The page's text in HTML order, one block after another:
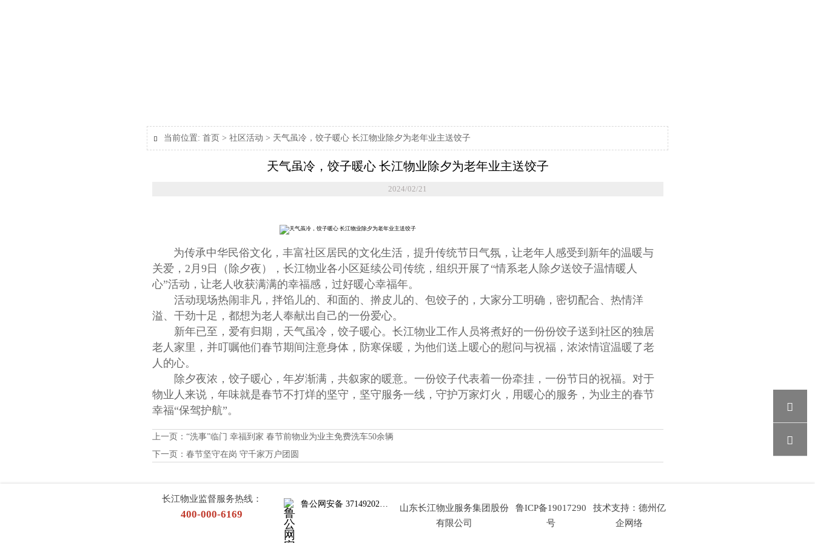
 当前位置: 首页 > 社区活动 > 天气虽冷，饺子暖心 长江物业除夕为老年业主送饺子
天气虽冷，饺子暖心 长江物业除夕为老年业主送饺子
2024/02/21
为传承中华民俗文化，丰富社区居民的文化生活，提升传统节日气氛，让老年人感受到新年的温暖与
关爱，2月9日（除夕夜），长江物业各小区延续公司传统，组织开展了“情系老人除夕送饺子温情暖人
心”活动，让老人收获满满的幸福感，过好暖心幸福年。
活动现场热闹非凡，拌馅儿的、和面的、擀皮儿的、包饺子的，大家分工明确，密切配合、热情洋
溢、干劲十足，都想为老人奉献出自己的一份爱心。
新年已至，爱有归期，天气虽冷，饺子暖心。长江物业工作人员将煮好的一份份饺子送到社区的独居
老人家里，并叮嘱他们春节期间注意身体，防寒保暖，为他们送上暖心的慰问与祝福，浓浓情谊温暖了老
人的心。
除夕夜浓，饺子暖心，年岁渐满，共叙家的暖意。一份饺子代表着一份牵挂，一份节日的祝福。对于
物业人来说，年味就是春节不打烊的坚守，坚守服务一线，守护万家灯火，用暖心的服务，为业主的春节
幸福“保驾护航”。
上一页： “洗事”临门 幸福到家 春节前物业为业主免费洗车50余辆
下一页： 春节坚守在岗 守千家万户团圆
长江物业监督服务热线：
400-000-6169
山东长江物业服务集团股份
有限公司
鲁ICP备19017290
号
技术支持：德州亿
企网络

